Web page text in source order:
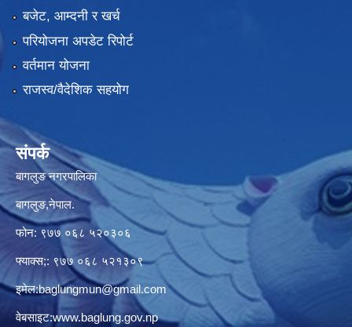
बजेट, आम्दनी र खर्च
परियोजना अपडेट रिपोर्ट
वर्तमान योजना
राजस्व/वैदेशिक सहयोग
संपर्क
बागलुङ नगरपालिका
बागलुङ,नेपाल.
फोन: ९७७ ०६८ ५२०३०६
फ्याक्स;: ९७७ ०६८ ५२१३०९
इमेल:baglungmun@gmail.com
वेबसाइट:www.baglung.gov.np